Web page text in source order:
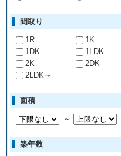
間取り
1R
1K
1DK
1LDK
2K
2DK
2LDK～
面積
～
築年数